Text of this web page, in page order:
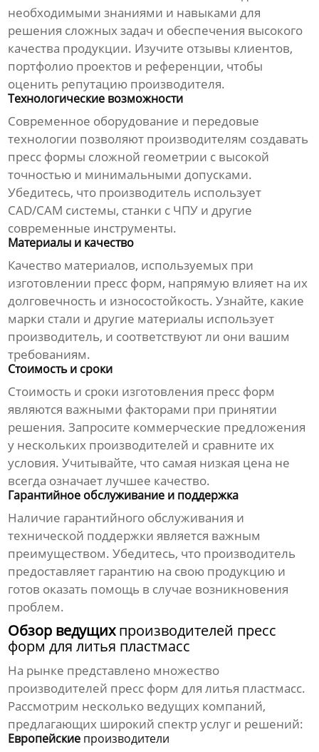
необходимыми знаниями и навыками для
решения сложных задач и обеспечения высокого
качества продукции. Изучите отзывы клиентов,
портфолио проектов и референции, чтобы
оценить репутацию производителя.
Технологические возможности
Современное оборудование и передовые
технологии позволяют производителям создавать
пресс формы сложной геометрии с высокой
точностью и минимальными допусками.
Убедитесь, что производитель использует
CAD/CAM системы, станки с ЧПУ и другие
современные инструменты.
Материалы и качество
Качество материалов, используемых при
изготовлении пресс форм, напрямую влияет на их
долговечность и износостойкость. Узнайте, какие
марки стали и другие материалы использует
производитель, и соответствуют ли они вашим
требованиям.
Стоимость и сроки
Стоимость и сроки изготовления пресс форм
являются важными факторами при принятии
решения. Запросите коммерческие предложения
у нескольких производителей и сравните их
условия. Учитывайте, что самая низкая цена не
всегда означает лучшее качество.
Гарантийное обслуживание и поддержка
Наличие гарантийного обслуживания и
технической поддержки является важным
преимуществом. Убедитесь, что производитель
предоставляет гарантию на свою продукцию и
готов оказать помощь в случае возникновения
проблем.
Обзор ведущихпроизводителей пресс
форм для литья пластмасс
На рынке представлено множество
производителей пресс форм для литья пластмасс.
Рассмотрим несколько ведущих компаний,
предлагающих широкий спектр услуг и решений:
Европейские производители